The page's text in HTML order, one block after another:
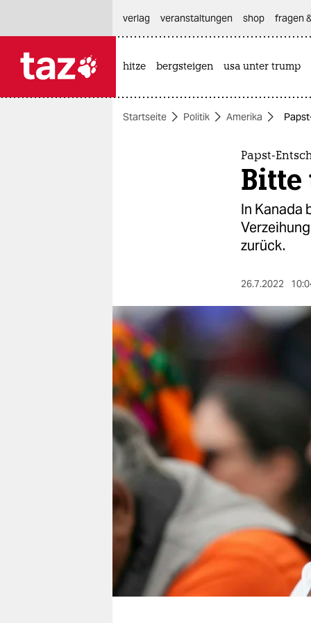
themen
berlin
nord
wahrheit
verlag
verlag
veranstaltungen
shop
fragen & hilfe
unterstützen
abo
genossenschaft
verlag
veranstaltungen shop fragen
hitze bergsteigen usa unter trump
Startseite Politik Amerika
Papst-
Bitte
In Kanada
zurück.
26.7.2022